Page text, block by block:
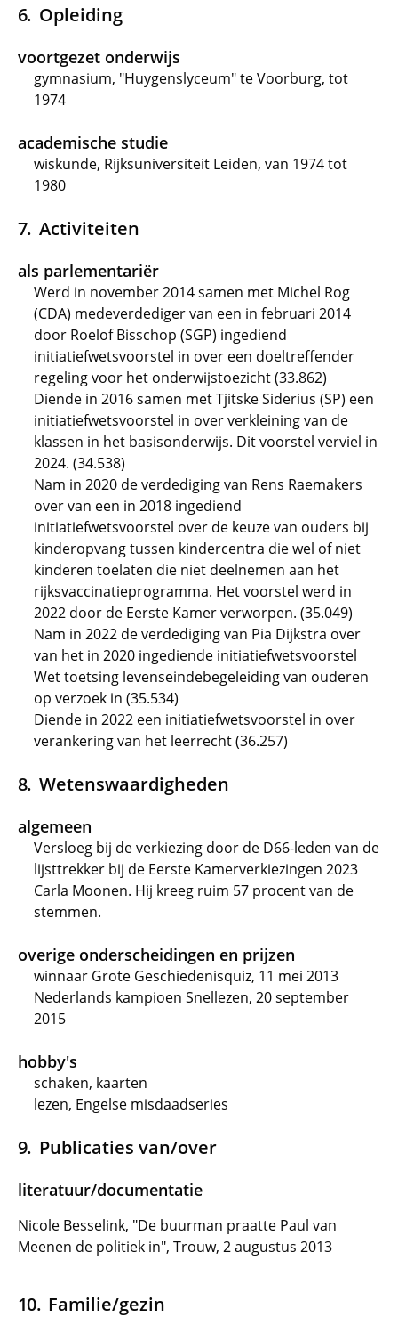
Opleiding
voortgezet onderwijs
gymnasium, "Huygenslyceum" te Voorburg, tot
1974
academische studie
wiskunde, Rijksuniversiteit Leiden, van 1974 tot
1980
Activiteiten
als parlementariër
Werd in november 2014 samen met Michel Rog
(CDA) medeverdediger van een in februari 2014
door Roelof Bisschop (SGP) ingediend
initiatiefwetsvoorstel in over een doeltreffender
regeling voor het onderwijstoezicht (33.862)
Diende in 2016 samen met Tjitske Siderius (SP) een
initiatiefwetsvoorstel in over verkleining van de
klassen in het basisonderwijs. Dit voorstel verviel in
2024. (34.538)
Nam in 2020 de verdediging van Rens Raemakers
over van een in 2018 ingediend
initiatiefwetsvoorstel over de keuze van ouders bij
kinderopvang tussen kindercentra die wel of niet
kinderen toelaten die niet deelnemen aan het
rijksvaccinatieprogramma. Het voorstel werd in
2022 door de Eerste Kamer verworpen. (35.049)
Nam in 2022 de verdediging van Pia Dijkstra over
van het in 2020 ingediende initiatiefwetsvoorstel
Wet toetsing levenseindebegeleiding van ouderen
op verzoek in (35.534)
Diende in 2022 een initiatiefwetsvoorstel in over
verankering van het leerrecht (36.257)
Wetenswaardigheden
algemeen
Versloeg bij de verkiezing door de D66-leden van de
lijsttrekker bij de Eerste Kamerverkiezingen 2023
Carla Moonen. Hij kreeg ruim 57 procent van de
stemmen.
overige onderscheidingen en prijzen
winnaar Grote Geschiedenisquiz, 11 mei 2013
Nederlands kampioen Snellezen, 20 september
2015
hobby's
schaken, kaarten
lezen, Engelse misdaadseries
Publicaties van/over
literatuur/documentatie
Nicole Besselink, "De buurman praatte Paul van
Meenen de politiek in", Trouw, 2 augustus 2013
Familie/gezin